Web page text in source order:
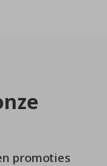
promoties